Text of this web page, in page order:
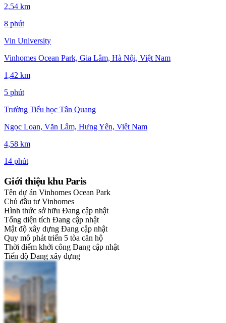
2,54 km
8 phút
Vin University
Vinhomes Ocean Park, Gia Lâm, Hà Nội, Việt Nam
1,42 km
5 phút
Trường Tiểu học Tân Quang
Ngọc Loan, Văn Lâm, Hưng Yên, Việt Nam
4,58 km
14 phút
Giới thiệu khu Paris
Tên dự án Vinhomes Ocean Park
Chủ đầu tư Vinhomes
Hình thức sở hữu Đang cập nhật
Tổng diện tích Đang cập nhật
Mật độ xây dựng Đang cập nhật
Quy mô phát triển 5 tòa căn hộ
Thời điểm khởi công Đang cập nhật
Tiến độ Đang xây dựng